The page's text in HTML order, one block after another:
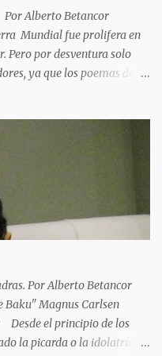
fue prolifera en
Pero por desventura solo
ya que los poemas de
sus nombres con sus
Por Alberto Betancor
Magnus Carlsen
Desde el principio de los
la picarda o la idolatría